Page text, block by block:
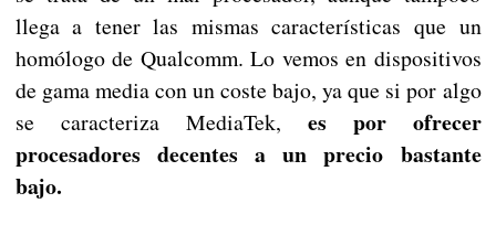
llega a tener las mismas características que un
homólogo de Qualcomm. Lo vemos en dispositivos
de gama media con un coste bajo, ya que si por algo
se caracteriza MediaTek, es por ofrecer
procesadores decentes a un precio bastante
bajo.